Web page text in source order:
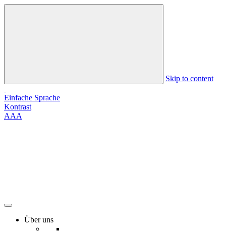
Skip to content
Einfache Sprache
Kontrast
AAA
Über uns